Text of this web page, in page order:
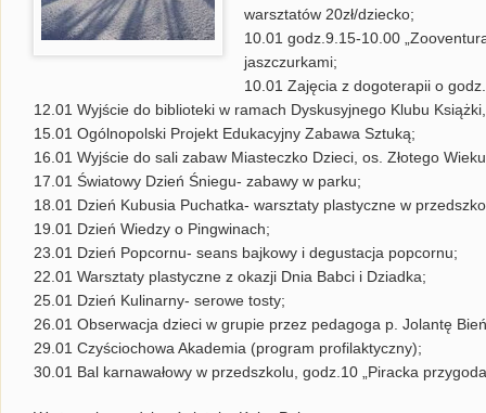
warsztatów 20zł/dziecko;
10.01 godz.9.15-10.00
jaszczurkami;
10.01 Zajęcia z dogoterapii o
12.01 Wyjście do biblioteki w ramach Dyskusyjnego Klubu
15.01 Ogólnopolski Projekt Edukacyjny Zabawa Sztuką;
16.01 Wyjście do sali zabaw Miasteczko Dzieci, os. Złotego
17.01 Światowy Dzień Śniegu- zabawy w parku;
18.01 Dzień Kubusia Puchatka- warsztaty plastyczne w
19.01 Dzień Wiedzy o Pingwinach;
23.01 Dzień Popcornu- seans bajkowy i degustacja popcornu;
22.01 Warsztaty plastyczne z okazji Dnia Babci i Dziadka;
25.01 Dzień Kulinarny- serowe tosty;
26.01 Obserwacja dzieci w grupie przez pedagoga p. Jolantę
29.01 Czyściochowa Akademia (program profilaktyczny);
30.01 Bal karnawałowy w przedszkolu, godz.10 „Piracka